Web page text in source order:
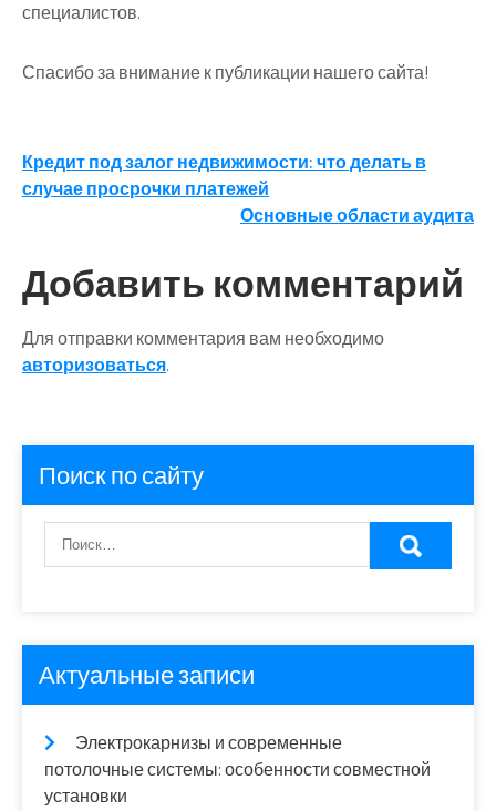
специалистов.
Спасибо за внимание к публикации нашего сайта!
Навигация
по
Кредит под залог недвижимости: что делать в
случае просрочки платежей
Основные области аудита
Добавить комментарий
Для отправки комментария вам необходимо
авторизоваться.
Поиск по сайту
Актуальные записи
Электрокарнизы и современные
потолочные системы: особенности совместной
установки